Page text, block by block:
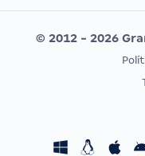
Editais publicados
CONCURSOS POR
Concursos Fiscais
© 2012 - 2026